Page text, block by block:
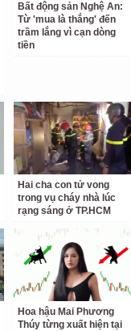
Bất động sản Nghệ An:
Từ 'mua là thắng' đến
trầm lắng vì cạn dòng
tiền
Hai cha con tử vong
trong vụ cháy nhà lúc
rạng sáng ở TP.HCM
Hoa hậu Mai Phương
Thúy từng xuất hiện tại